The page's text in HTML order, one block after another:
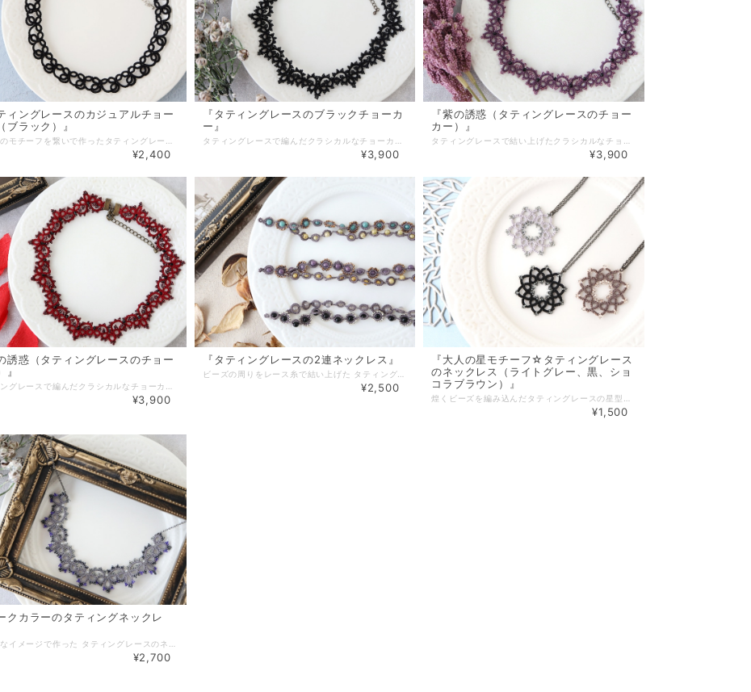
ィングレースのカジュアルチョー
ブラック）』
¥2,400
『タティングレースのブラックチョーカ
ー』
¥3,900
『紫の誘惑（タティングレースのチョー
カー）』
¥3,900
誘惑（タティングレースのチョー
』
¥3,900
『タティングレースの2連ネックレス』
¥2,500
『大人の星モチーフ☆タティングレース
のネックレス（ライトグレー、黒、ショ
コラブラウン）』
¥1,500
クカラーのタティングネックレ
¥2,700